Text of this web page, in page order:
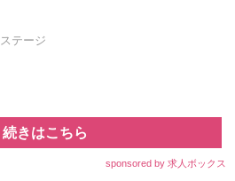
テージ
続きはこちら
sponsored by 求人ボックス